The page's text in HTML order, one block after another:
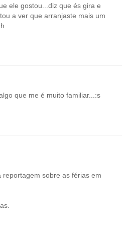
ele gostou...diz que és gira e
a ver que arranjaste mais um
que me é muito familiar...:s
reportagem sobre as férias em